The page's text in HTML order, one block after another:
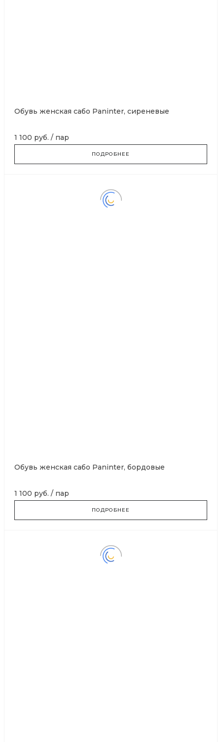
Обувь женская сабо Paninter, сиреневые
1 100 руб. / пар
ПОДРОБНЕЕ
Обувь женская сабо Paninter, бордовые
1 100 руб. / пар
ПОДРОБНЕЕ